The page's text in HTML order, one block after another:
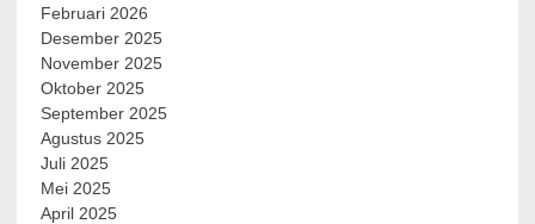
Februari 2026
Desember 2025
November 2025
Oktober 2025
September 2025
Agustus 2025
Juli 2025
Mei 2025
April 2025